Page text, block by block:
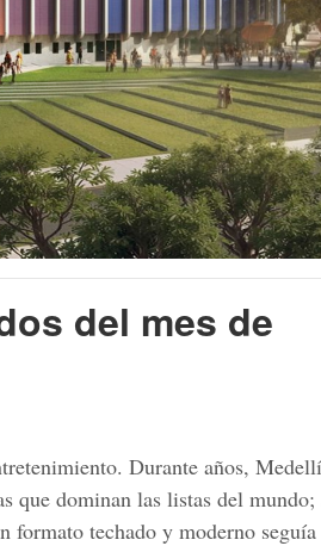
del mes de
Durante años,
que dominan las listas del mundo;
formato techado y moderno